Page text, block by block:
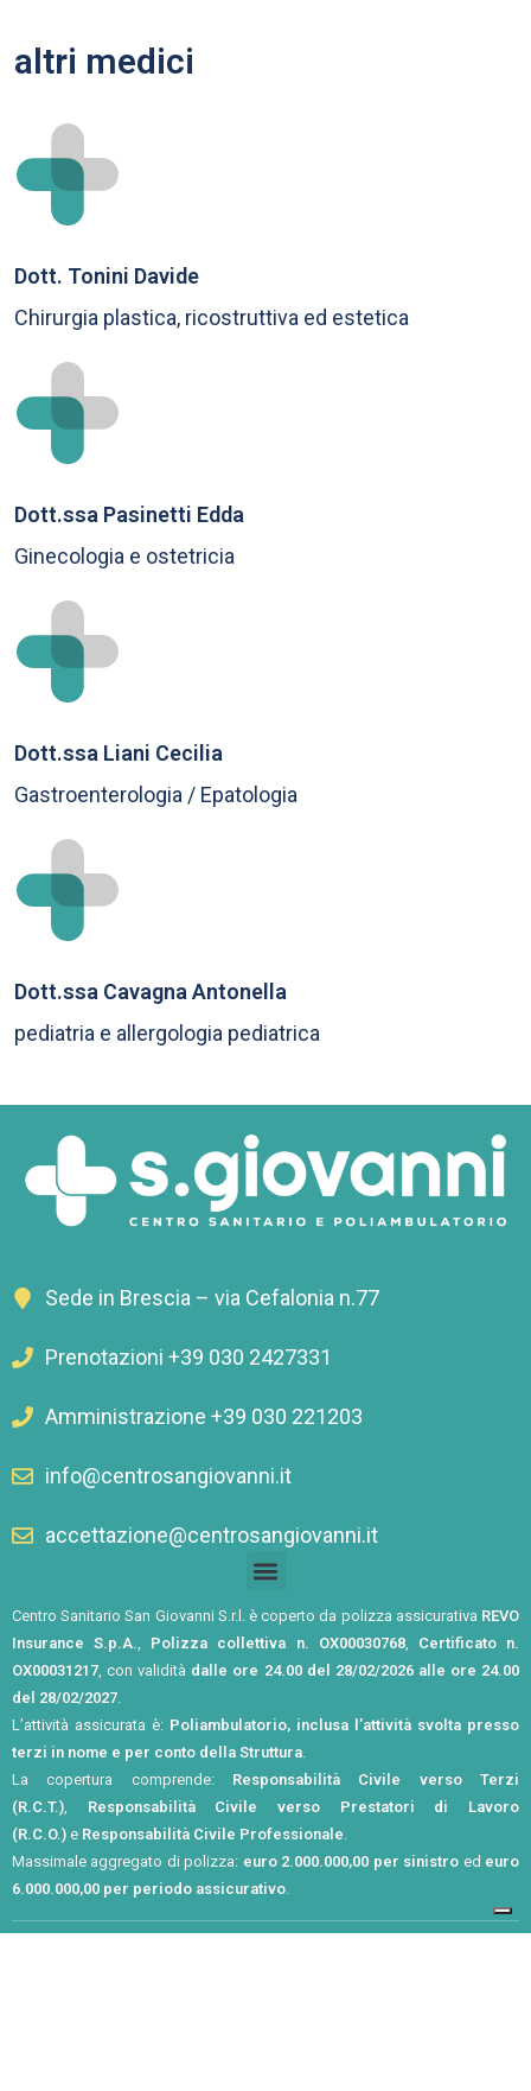
altri medici
Dott. Tonini Davide
Chirurgia plastica, ricostruttiva ed estetica
Dott.ssa Pasinetti Edda
Ginecologia e ostetricia
Dott.ssa Liani Cecilia
Gastroenterologia / Epatologia
Dott.ssa Cavagna Antonella
pediatria e allergologia pediatrica
Sede in Brescia – via Cefalonia n.77
Prenotazioni +39 030 2427331
Amministrazione +39 030 221203
info@centrosangiovanni.it
accettazione@centrosangiovanni.it
Centro Sanitario San Giovanni S.r.l. è coperto da polizza assicurativa REVO
Insurance S.p.A., Polizza collettiva n. OX00030768, Certificato n.
OX00031217, con validità dalle ore 24.00 del 28/02/2026 alle ore 24.00
del 28/02/2027.
L’attività assicurata è: Poliambulatorio, inclusa l’attività svolta presso
terzi in nome e per conto della Struttura.
La copertura comprende: Responsabilità Civile verso Terzi
(R.C.T.), Responsabilità Civile verso Prestatori di Lavoro
(R.C.O.) e Responsabilità Civile Professionale.
Massimale aggregato di polizza: euro 2.000.000,00 per sinistro ed euro
6.000.000,00 per periodo assicurativo.